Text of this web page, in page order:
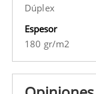
Dúplex
Espesor
180 gr/m2